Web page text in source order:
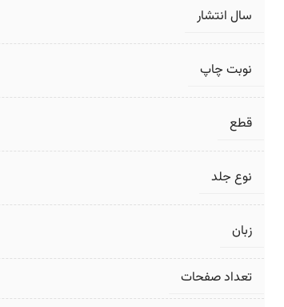
سال انتشار
نوبت چاپ
قطع
نوع جلد
زبان
تعداد صفحات